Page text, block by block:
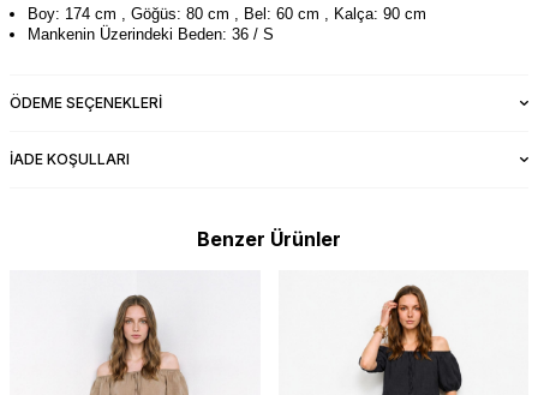
Boy: 174 cm , Göğüs: 80 cm , Bel: 60 cm , Kalça: 90 cm
Mankenin Üzerindeki Beden: 36 / S
ÖDEME SEÇENEKLERI
İADE KOŞULLARI
Benzer Ürünler